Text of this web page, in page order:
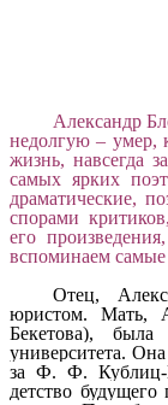
Александр
недолгую – умер,
жизнь, навсегда
самых ярких
драматические,
спорами
его
вспоминаем
Отец,
юристом. Мать,
Бекетова), была
университета.
за Ф. Ф. Кублиц-
детство